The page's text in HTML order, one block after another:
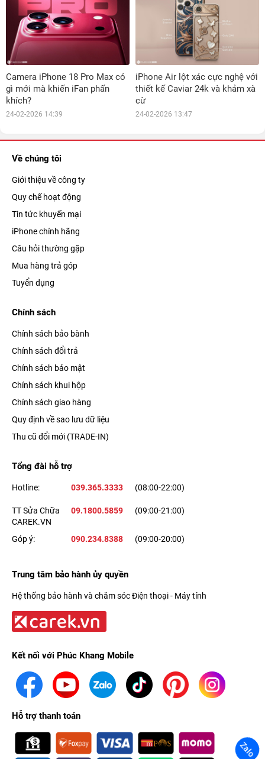
Camera iPhone 18 Pro Max có
gì mới mà khiến iFan phấn
khích?
24-02-2026 14:39
iPhone Air lột xác cực nghệ với
thiết kế Caviar 24k và khảm xà
cừ
24-02-2026 13:47
Về chúng tôi
Giới thiệu về công ty
Quy chế hoạt động
Tin tức khuyến mại
iPhone chính hãng
Câu hỏi thường gặp
Mua hàng trả góp
Tuyển dụng
Chính sách
Chính sách bảo bành
Chính sách đổi trả
Chính sách bảo mật
Chính sách khui hộp
Chính sách giao hàng
Quy định về sao lưu dữ liệu
Thu cũ đổi mới (TRADE-IN)
Tổng đài hỗ trợ
Hotline: 039.365.3333 (08:00-22:00)
TT Sửa Chữa
CAREK.VN
09.1800.5859 (09:00-21:00)
Góp ý: 090.234.8388 (09:00-20:00)
Trung tâm bảo hành ủy quyền
Hệ thống bảo hành và chăm sóc Điện thoại - Máy tính
Kết nối với Phúc Khang Mobile
Hỗ trợ thanh toán
Zalo